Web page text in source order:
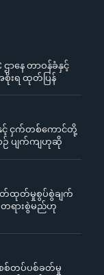
ာနေ တာဝန်ခံနှင့်
းရ ထုတ်ပြန်
င့် ငှက်တစ်ကောင်တို့
ဉ် ပျက်ကျဟုဆို
ြတ်ထုတ်မှုစွပ်စွဲချက်
တရားစွဲမည်ဟု
စစ်တပ်ပစ်ခတ်မှု